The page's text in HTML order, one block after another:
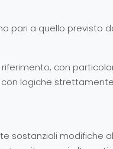
pari a quello previsto
con
logiche
modifiche